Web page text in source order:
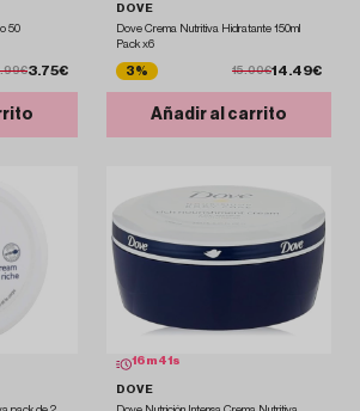
50
3.75€
DOVE
Dove Crema Nutritiva Hidratante 150ml
Pack x6
3% 15.00€14.49€
Añadir al carrito
16 m 39s
DOVE